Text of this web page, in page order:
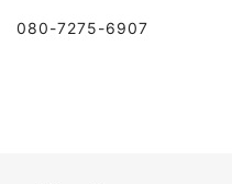
080-7275-6907